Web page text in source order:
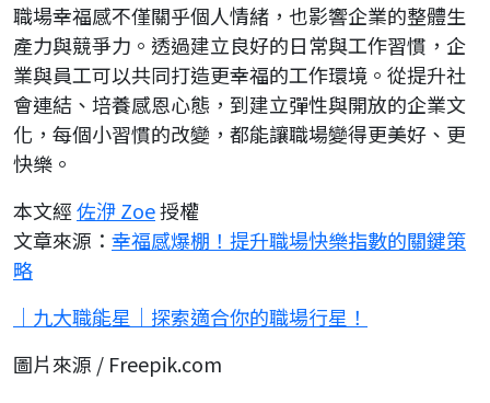
職場幸福感不僅關乎個人情緒，也影響企業的整體生
產力與競爭力。透過建立良好的日常與工作習慣，企
業與員工可以共同打造更幸福的工作環境。從提升社
會連結、培養感恩心態，到建立彈性與開放的企業文
化，每個小習慣的改變，都能讓職場變得更美好、更
快樂。
本文經佐洢 Zoe授權
文章來源： 幸福感爆棚！提升職場快樂指數的關鍵策
略
｜九大職能星｜探索適合你的職場行星！
圖片來源 / Freepik.com